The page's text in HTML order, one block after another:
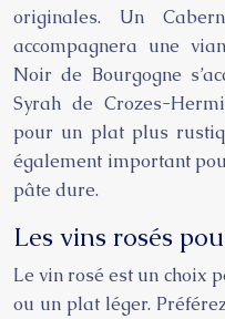
originales. Un
accompagnera une
Noir de Bourgogne
Syrah de Crozes-
pour un plat plus
également important
pâte dure.
Les vins rosés
Le vin rosé est un choix
ou un plat léger.